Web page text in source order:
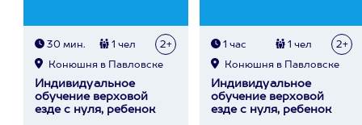
30 мин. 1 чел 2+
Конюшня в Павловске
Индивидуальное
обучение верховой
езде с нуля, ребенок
1 час 1 чел 2+
Конюшня в Павловске
Индивидуальное
обучение верховой
езде с нуля, ребенок